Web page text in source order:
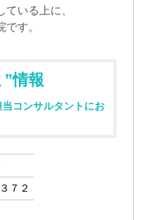
いる上に、
す。
”情報
コンサルタントにお
７２